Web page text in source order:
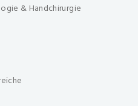
& Handchirurgie